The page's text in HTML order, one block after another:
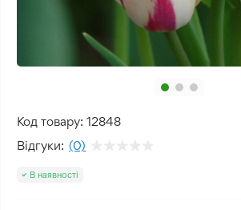
Код товару: 12848
Відгуки: (0)
В наявності